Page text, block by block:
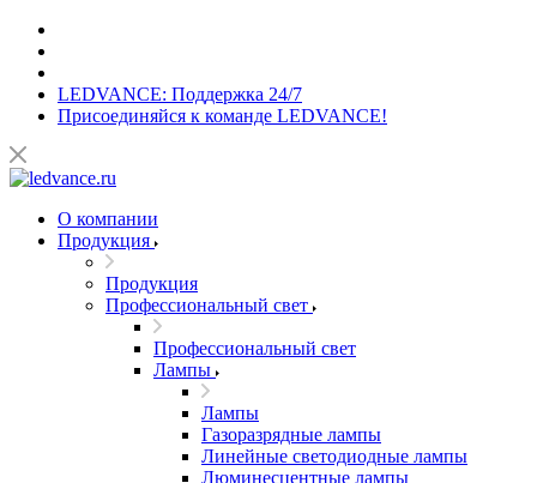
LEDVANCE: Поддержка 24/7
Присоединяйся к команде LEDVANCE!
О компании
Продукция
Продукция
Профессиональный свет
Профессиональный свет
Лампы
Лампы
Газоразрядные лампы
Линейные светодиодные лампы
Люминесцентные лампы